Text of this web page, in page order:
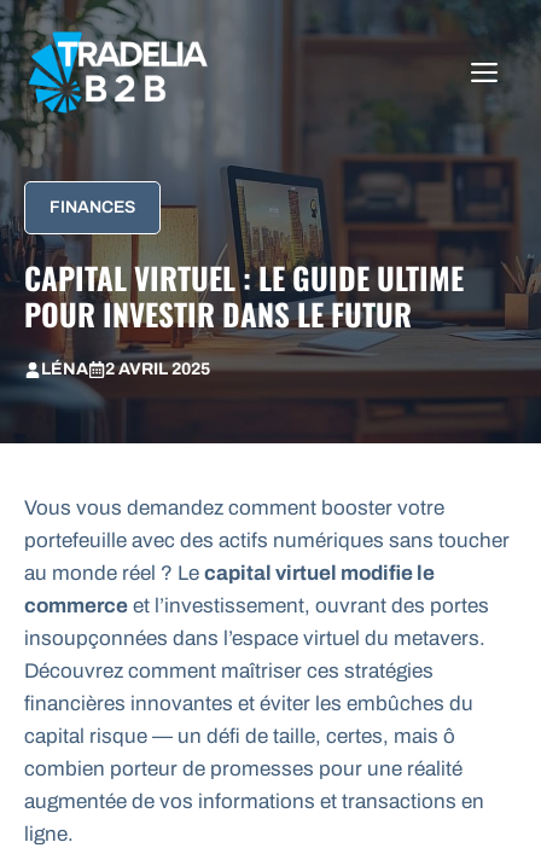
Aller
au
contenu
FINANCES
CAPITAL VIRTUEL : LE GUIDE ULTIME
POUR INVESTIR DANS LE FUTUR
LÉNA 2 AVRIL 2025
Vous vous demandez comment booster votre
portefeuille avec des actifs numériques sans toucher
au monde réel ? Le capital virtuel modifie le
commerce et l’investissement, ouvrant des portes
insoupçonnées dans l’espace virtuel du metavers.
Découvrez comment maîtriser ces stratégies
financières innovantes et éviter les embûches du
capital risque — un défi de taille, certes, mais ô
combien porteur de promesses pour une réalité
augmentée de vos informations et transactions en
ligne.